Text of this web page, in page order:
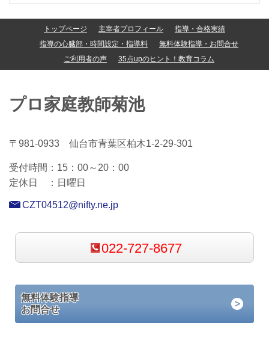
トップページ 主宰者プロフィール
指導・合格実績
指導の心臓部・時間設定・指導料
無料体験指導・お問合せ
ご利用者の声
35点upのヒント！教育コラム
プロ家庭教師菊池
〒981-0933 仙台市青葉区柏木1-2-29-301
受付時間：15 ：00～20：00
定休日 ： 日曜日
CZT04512@nifty.ne.jp
022-727-8677
無料体験指導
お問合せ